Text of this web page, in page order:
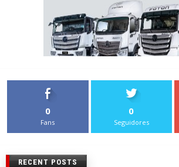
0
Fans
0
Seguidores
RECENT POSTS